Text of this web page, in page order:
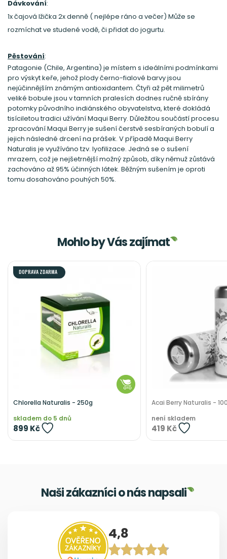
Dávkování:
1x čajová lžička 2x denně ( nejlépe ráno a večer) Může se
rozmíchat ve studené vodě, či přidat do jogurtu.
Pěstování:
Patagonie (Chile, Argentina) je místem s ideálními podmínkami
pro výskyt keře, jehož plody černo-fialové barvy jsou
nejúčinnějším známým antioxidantem. Čtyři až pět milimetrů
veliké bobule jsou v tamních pralesích dodnes ručně sbírány
potomky původního indiánského obyvatelstva, které dokládá
tisíciletou tradici užívání Maqui Berry. Důležitou součástí procesu
zpracování Maqui Berry je sušení čerstvě sesbíraných bobulí a
jejich následné drcení na prášek. V případě Maqui Berry
Naturalis je využíváno tzv. lyofilizace. Jedná se o sušení
mrazem, což je nejšetrnější možný způsob, díky němuž zůstává
zachováno až 95% účinných látek. Běžným sušením je oproti
tomu dosahováno pouhých 50%.
Mohlo by Vás zajímat
DOPRAVA ZDARMA
Chlorella Naturalis - 250g
skladem do 5 dnů
899 Kč
Acai Berry Naturalis -
není skladem
419 Kč
Naši zákazníci o nás napsali
4,8